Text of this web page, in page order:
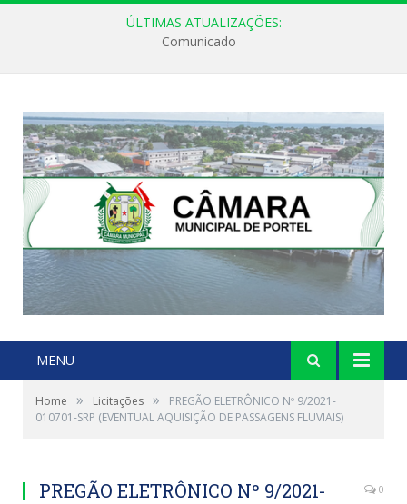
ÚLTIMAS ATUALIZAÇÕES:
Comunicado
MENU
Home » Licitações »
PREGÃO ELETRÔNICO Nº 9/2021-
010701-SRP (EVENTUAL AQUISIÇÃO DE PASSAGENS FLUVIAIS)
PREGÃO ELETRÔNICO Nº 9/2021-
0